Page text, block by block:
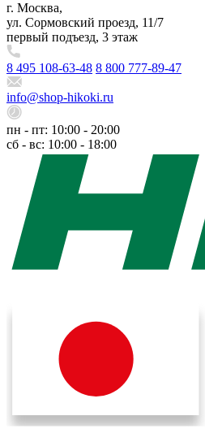
г. Москва,
ул. Сормовский проезд, 11/7
первый подъезд, 3 этаж
8 495 108-63-48 8 800 777-89-47
info@shop-hikoki.ru
пн - пт: 10:00 - 20:00
сб - вс: 10:00 - 18:00